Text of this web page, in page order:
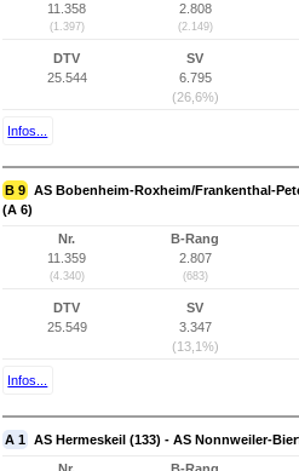
11.358
(1.397)
2.808
(2.149)
DTV
25.544
SV
6.795
(26,6%)
Infos...
B 9 AS Bobenheim-Roxheim/Frankenthal-
(A 6)
Nr.
11.359
(4.340)
B-Rang
2.807
(683)
DTV
25.549
SV
3.347
(13,1%)
Infos...
A 1 AS Hermeskeil (133) - AS Nonnweiler-